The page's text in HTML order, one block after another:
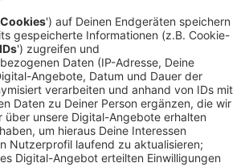
sonst würden sie ihn nicht für ihre
adaptieren. Zusammen mit
ist ein Dance- und Partytrack
auf Parties und Festivals mit
zu hören sein wird.